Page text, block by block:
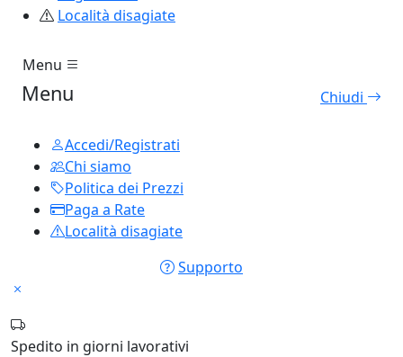
Località disagiate
Menu
Menu Chiudi
Accedi/Registrati
Chi siamo
Politica dei Prezzi
Paga a Rate
Località disagiate
Supporto
Spedito in giorni lavorativi